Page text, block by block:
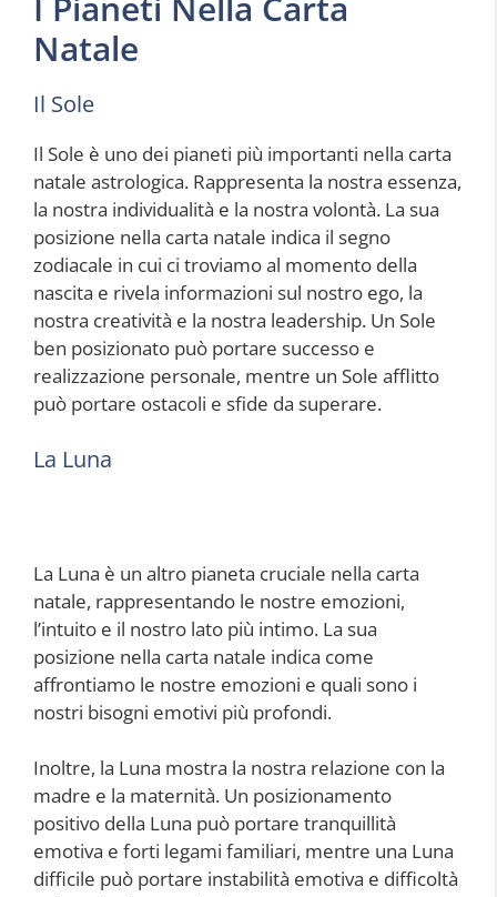
Natale
Il Sole
Il Sole è uno dei pianeti più importanti nella carta
natale astrologica. Rappresenta la nostra essenza,
la nostra individualità e la nostra volontà. La sua
posizione nella carta natale indica il segno
zodiacale in cui ci troviamo al momento della
nascita e rivela informazioni sul nostro ego, la
nostra creatività e la nostra leadership. Un Sole
ben posizionato può portare successo e
realizzazione personale, mentre un Sole afflitto
può portare ostacoli e sfide da superare.
La Luna
La Luna è un altro pianeta cruciale nella carta
natale, rappresentando le nostre emozioni,
l’intuito e il nostro lato più intimo. La sua
posizione nella carta natale indica come
affrontiamo le nostre emozioni e quali sono i
nostri bisogni emotivi più profondi.
Inoltre, la Luna mostra la nostra relazione con la
madre e la maternità. Un posizionamento
positivo della Luna può portare tranquillità
emotiva e forti legami familiari, mentre una Luna
difficile può portare instabilità emotiva e difficoltà